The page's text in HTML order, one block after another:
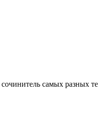
самых разных